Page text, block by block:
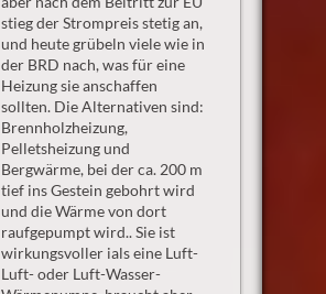
stieg der Strompreis stetig an,
und heute grübeln viele wie in
der BRD nach, was für eine
Heizung sie anschaffen
sollten. Die Alternativen sind:
Brennholzheizung,
Pelletsheizung und
Bergwärme, bei der ca. 200 m
tief ins Gestein gebohrt wird
und die Wärme von dort
raufgepumpt wird.. Sie ist
wirkungsvoller ials eine Luft-
Luft- oder Luft-Wasser-